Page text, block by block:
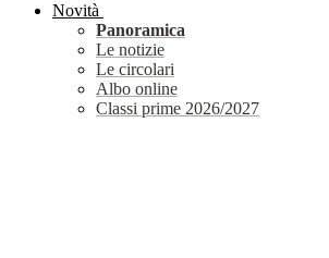
Novità
Panoramica
Le notizie
Le circolari
Albo online
Classi prime 2026/2027